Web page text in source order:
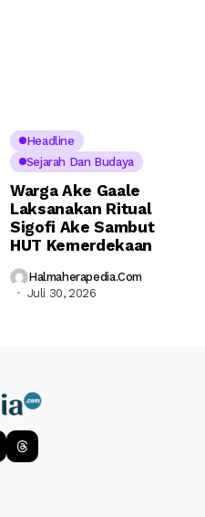
Headline
Sejarah Dan Budaya
Warga Ake Gaale
Laksanakan Ritual
Sigofi Ake Sambut
HUT Kemerdekaan
Halmaherapedia.com
Juli 30, 2026